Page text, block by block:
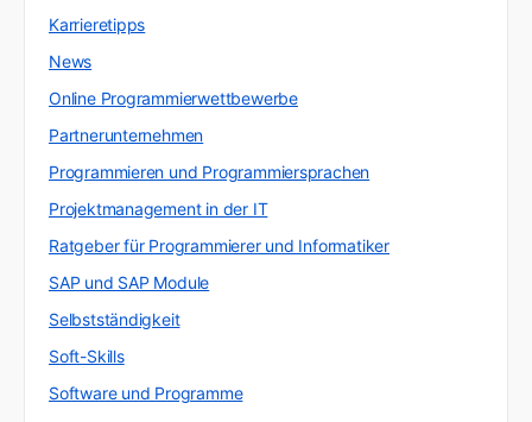
Karrieretipps
News
Online Programmierwettbewerbe
Partnerunternehmen
Programmieren und Programmiersprachen
Projektmanagement in der IT
Ratgeber für Programmierer und Informatiker
SAP und SAP Module
Selbstständigkeit
Soft-Skills
Software und Programme